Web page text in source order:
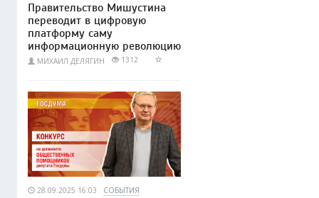
Правительство Мишустина
переводит в цифровую
платформу саму
информационную революцию
МИХАИЛ ДЕЛЯГИН 1312
28.09.2025 16:03 СОБЫТИЯ